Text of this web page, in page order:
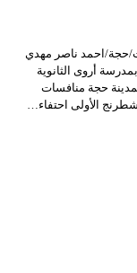
حجة/احمد ناصر مهدي
أروى الثانوية
حجة منافسات
الأولى احتفاء…